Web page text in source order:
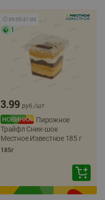
🕘 09:00-21:00
1
3.99 руб./шт
Пирожное
Трайфл Сник-шок
Местное Известное 185 г
185г